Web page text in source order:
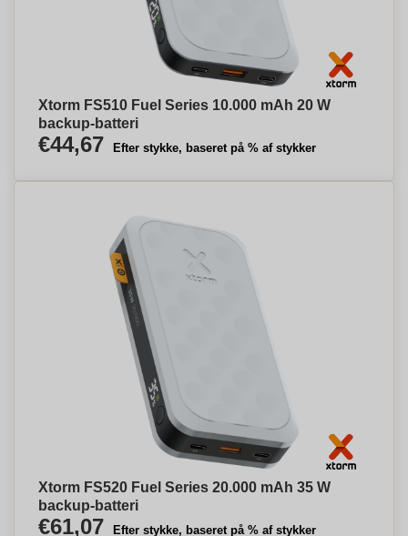
Xtorm FS510 Fuel Series 10.000 mAh 20 W
backup-batteri
€44,67 Efter stykke, baseret på % af stykker
Xtorm FS520 Fuel Series 20.000 mAh 35 W
backup-batteri
€61,07 Efter stykke, baseret på % af stykker